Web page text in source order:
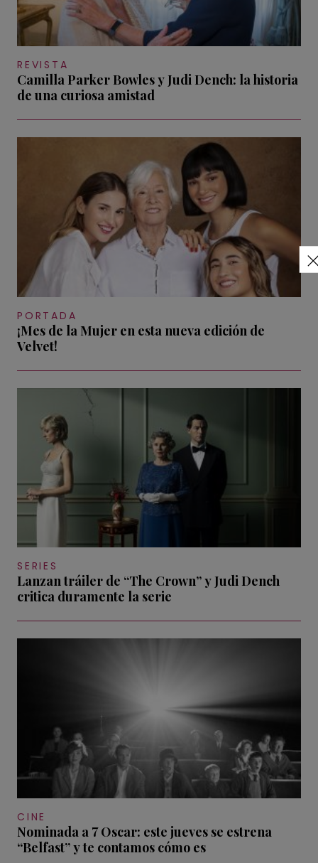
REVISTA
Camilla Parker Bowles y Judi Dench: la historia
de una curiosa amistad
PORTADA
¡Mes de la Mujer en esta nueva edición de
Velvet!
SERIES
Lanzan tráiler de “The Crown” y Judi Dench
critica duramente la serie
CINE
Nominada a 7 Oscar: este jueves se estrena
“Belfast” y te contamos cómo es